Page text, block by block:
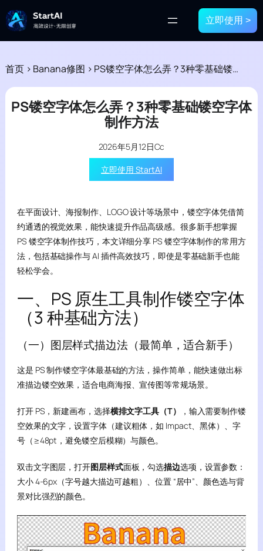
立即使用 >
首页 > Banana修图 > PS镂空字体怎么弄？3种零基础镂空字体制作方法
PS镂空字体怎么弄？3种零基础镂空字体
制作方法
2026年5月12日Cc
立即使用 StartAI
在平面设计、海报制作、LOGO 设计等场景中，镂空字体凭借简
约通透的视觉效果，能快速提升作品高级感。很多新手想掌握
PS 镂空字体制作技巧，本文详细分享 PS 镂空字体制作的常用方
法，包括基础操作与 AI 插件高效技巧，即使是零基础新手也能
轻松学会。
一、PS 原生工具制作镂空字体
（3 种基础方法）
（一）图层样式描边法（最简单，适合新手）
这是 PS 制作镂空字体最基础的方法，操作简单，能快速做出标
准描边镂空效果，适合电商海报、宣传图等常规场景。
打开 PS，新建画布，选择横排文字工具（T）
，输入需要制作镂
空效果的文字，设置字体（建议粗体，如 Impact、黑体）、字
号（≥48pt，避免镂空后模糊）与颜色。
双击文字图层，打开图层样式面板，勾选描边选项，设置参数：
大小 4-6px（字号越大描边可越粗）、位置 “居中”、颜色选与背
景对比强烈的颜色。